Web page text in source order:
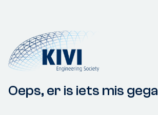
Oeps, er is iets mis